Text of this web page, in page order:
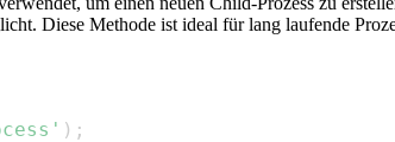
Diese Methode ist ideal für lang laufende
) ;